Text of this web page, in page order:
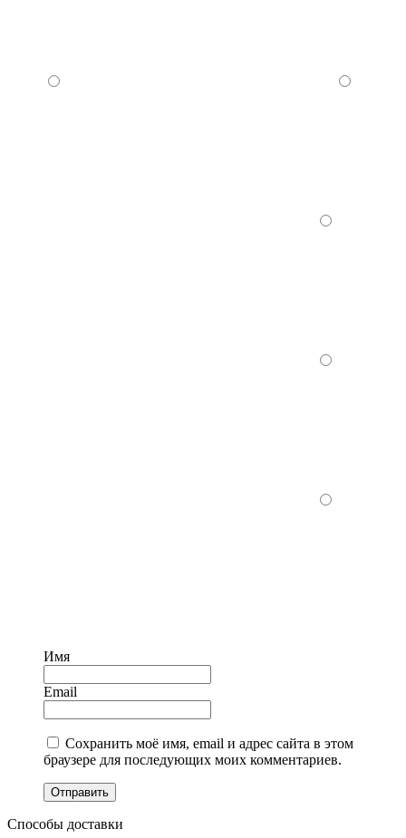
Имя
Email
Сохранить моё имя, email и адрес сайта в этом
браузере для последующих моих комментариев.
Отправить
Способы доставки